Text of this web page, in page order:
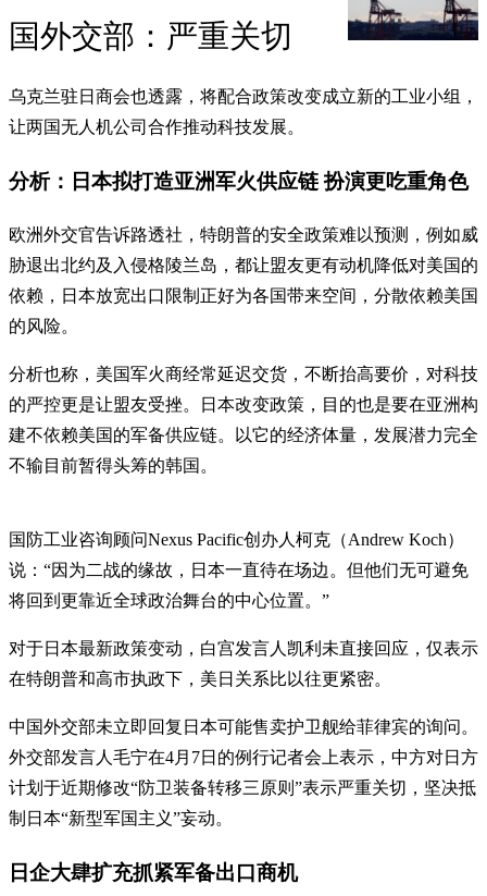
国外交部：严重关切
乌克兰驻日商会也透露，将配合政策改变成立新的工业小组，
让两国无人机公司合作推动科技发展。
分析：日本拟打造亚洲军火供应链 扮演更吃重角色
欧洲外交官告诉路透社，特朗普的安全政策难以预测，例如威
胁退出北约及入侵格陵兰岛，都让盟友更有动机降低对美国的
依赖，日本放宽出口限制正好为各国带来空间，分散依赖美国
的风险。
分析也称，美国军火商经常延迟交货，不断抬高要价，对科技
的严控更是让盟友受挫。日本改变政策，目的也是要在亚洲构
建不依赖美国的军备供应链。以它的经济体量，发展潜力完全
不输目前暂得头筹的韩国。
国防工业咨询顾问Nexus Pacific创办人柯克（Andrew Koch）
说：“因为二战的缘故，日本一直待在场边。但他们无可避免
将回到更靠近全球政治舞台的中心位置。”
对于日本最新政策变动，白宫发言人凯利未直接回应，仅表示
在特朗普和高市执政下，美日关系比以往更紧密。
中国外交部未立即回复日本可能售卖护卫舰给菲律宾的询问。
外交部发言人毛宁在4月7日的例行记者会上表示，中方对日方
计划于近期修改“防卫装备转移三原则”表示严重关切，坚决抵
制日本“新型军国主义”妄动。
日企大肆扩充抓紧军备出口商机